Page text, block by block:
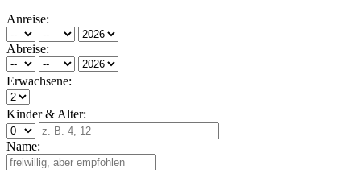
Anreise:
Abreise:
Erwachsene:
Kinder & Alter:
Name: